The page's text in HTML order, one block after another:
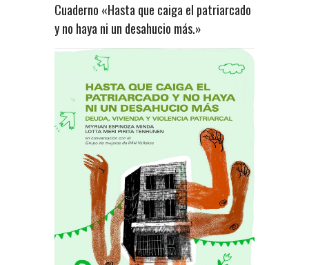
Cuaderno «Hasta que caiga el patriarcado
y no haya ni un desahucio más.»